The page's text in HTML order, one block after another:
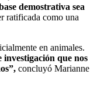
demostrativa sea
ratificada como una
en animales.
investigación que nos
concluyó Marianne